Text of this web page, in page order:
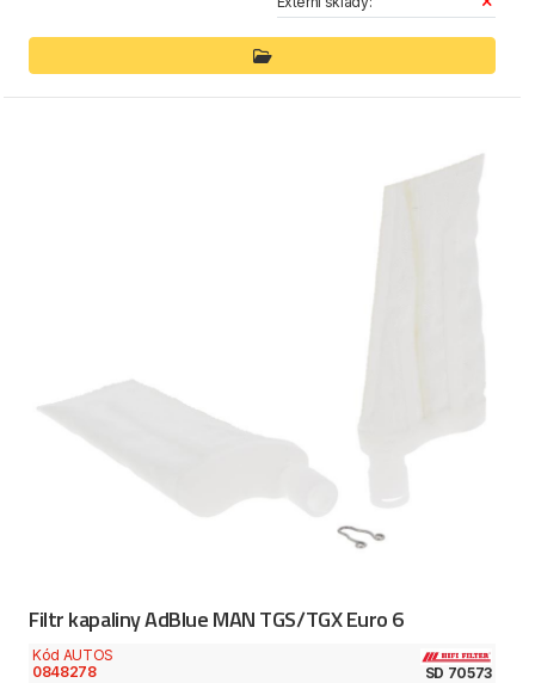
Filtr kapaliny AdBlue MAN TGS/TGX Euro 6
Kód AUTOS
0848278
SD 70573